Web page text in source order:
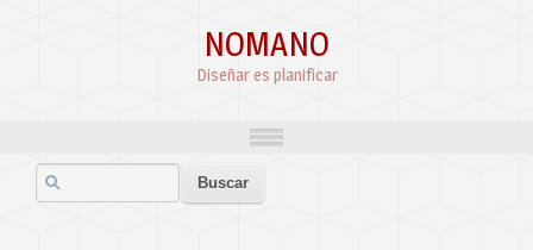
NOMANO
Diseñar es planificar